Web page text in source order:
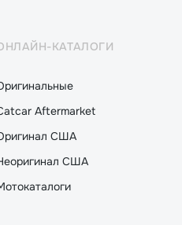
КАТАЛОГИ
Aftermarket
США
США